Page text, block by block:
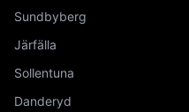
Sundbyberg
Järfälla
Sollentuna
Danderyd